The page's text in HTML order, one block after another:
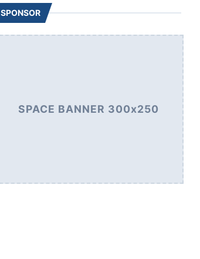
SPONSOR
SPACE BANNER 300x250